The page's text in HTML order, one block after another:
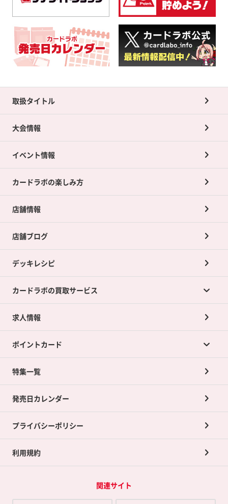
取扱タイトル
大会情報
イベント情報
カードラボの楽しみ方
店舗情報
店舗ブログ
デッキレシピ
カードラボの買取サービス
カードラボの買取サービスTOP
店舗買取について
ネット買取について
買取承諾書について
求人情報
ポイントカード
ポイントカードTOP
ポイント交換景品
特集一覧
発売日カレンダー
プライバシーポリシー
利用規約
関連サイト